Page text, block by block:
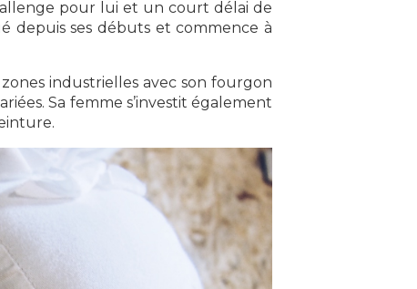
pour lui et un court délai de
depuis ses débuts et commence à
industrielles avec son fourgon
Sa femme s’investit également